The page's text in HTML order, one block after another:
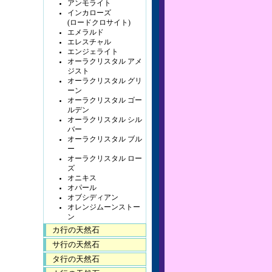
アンモライト
インカローズ
(ロードクロサイト)
エメラルド
エレスチャル
エンジェライト
オーラクリスタル アメ
ジスト
オーラクリスタル グリ
ーン
オーラクリスタル ゴー
ルデン
オーラクリスタル シル
バー
オーラクリスタル ブル
ー
オーラクリスタル ロー
ズ
オニキス
オパール
オブシディアン
オレンジムーンストー
ン
カ行の天然石
サ行の天然石
タ行の天然石